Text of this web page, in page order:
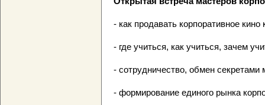
- как продавать корпоративное
- где учиться, как учиться, зачем
- сотрудничество, обмен секретами
- формирование единого рынка